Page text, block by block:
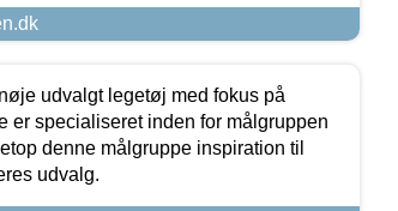
udvalgt legetøj med fokus på
er specialiseret inden for målgruppen
denne målgruppe inspiration til
udvalg.